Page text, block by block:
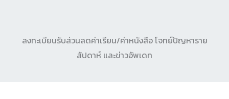
ลงทะเบียนรับส่วนลดค่าเรียน/ค่าหนังสือ โจทย์ปัญหาราย
สัปดาห์ และข่าวอัพเดท